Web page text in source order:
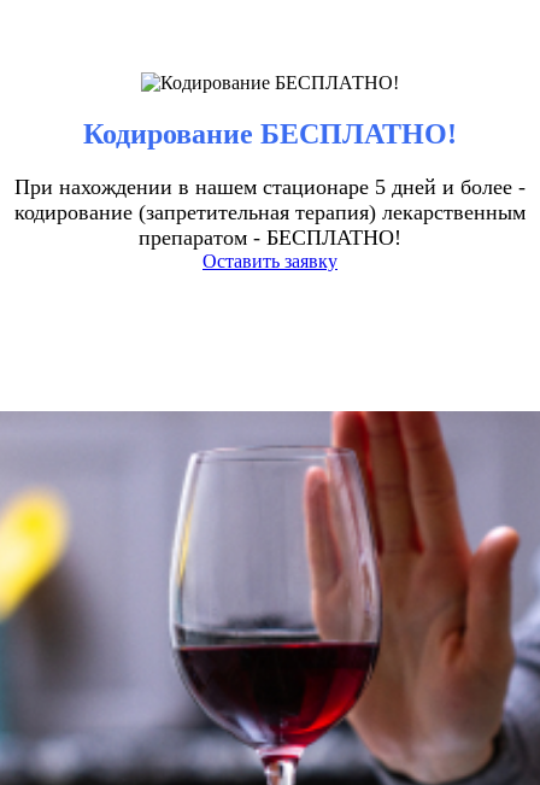
Кодирование БЕСПЛАТНО!
При нахождении в нашем стационаре 5 дней и более -
кодирование (запретительная терапия) лекарственным
препаратом - БЕСПЛАТНО!
Оставить заявку